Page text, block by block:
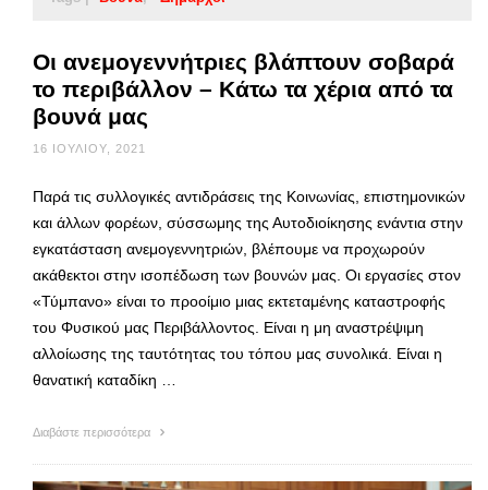
Οι ανεμογεννήτριες βλάπτουν σοβαρά
το περιβάλλον – Κάτω τα χέρια από τα
βουνά μας
16 ΙΟΥΛΊΟΥ, 2021
Παρά τις συλλογικές αντιδράσεις της Κοινωνίας, επιστημονικών
και άλλων φορέων, σύσσωμης της Αυτοδιοίκησης ενάντια στην
εγκατάσταση ανεμογεννητριών, βλέπουμε να προχωρούν
ακάθεκτοι στην ισοπέδωση των βουνών μας. Οι εργασίες στον
«Τύμπανο» είναι το προοίμιο μιας εκτεταμένης καταστροφής
του Φυσικού μας Περιβάλλοντος. Είναι η μη αναστρέψιμη
αλλοίωσης της ταυτότητας του τόπου μας συνολικά. Είναι η
θανατική καταδίκη …
Διαβάστε περισσότερα